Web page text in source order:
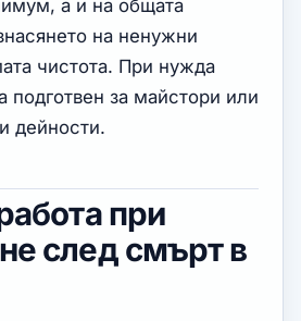
а и на общата
на ненужни
чистота. При нужда
подготвен за майстори или
дейности.
при
след смърт в